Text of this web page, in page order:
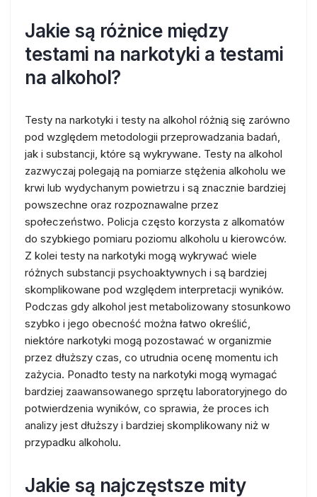
Jakie są różnice między
testami na narkotyki a testami
na alkohol?
Testy na narkotyki i testy na alkohol różnią się zarówno
pod względem metodologii przeprowadzania badań,
jak i substancji, które są wykrywane. Testy na alkohol
zazwyczaj polegają na pomiarze stężenia alkoholu we
krwi lub wydychanym powietrzu i są znacznie bardziej
powszechne oraz rozpoznawalne przez
społeczeństwo. Policja często korzysta z alkomatów
do szybkiego pomiaru poziomu alkoholu u kierowców.
Z kolei testy na narkotyki mogą wykrywać wiele
różnych substancji psychoaktywnych i są bardziej
skomplikowane pod względem interpretacji wyników.
Podczas gdy alkohol jest metabolizowany stosunkowo
szybko i jego obecność można łatwo określić,
niektóre narkotyki mogą pozostawać w organizmie
przez dłuższy czas, co utrudnia ocenę momentu ich
zażycia. Ponadto testy na narkotyki mogą wymagać
bardziej zaawansowanego sprzętu laboratoryjnego do
potwierdzenia wyników, co sprawia, że proces ich
analizy jest dłuższy i bardziej skomplikowany niż w
przypadku alkoholu.
Jakie są najczęstsze mity